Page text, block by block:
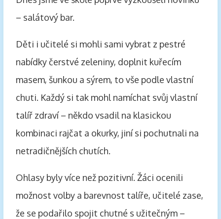
– salátový bar.
Děti i učitelé si mohli sami vybrat z pestré
nabídky čerstvé zeleniny, doplnit kuřecím
masem, šunkou a sýrem, to vše podle vlastní
chuti. Každý si tak mohl namíchat svůj vlastní
talíř zdraví – někdo vsadil na klasickou
kombinaci rajčat a okurky, jiní si pochutnali na
netradičnějších chutích.
Ohlasy byly více než pozitivní. Žáci ocenili
možnost volby a barevnost talíře, učitelé zase,
že se podařilo spojit chutné s užitečným –